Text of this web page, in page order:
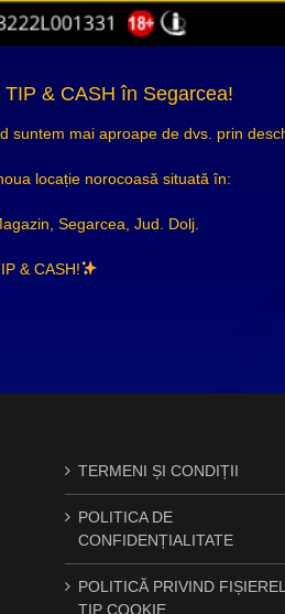
& CASH în Segarcea!
suntem mai aproape de dvs. prin
locație norocoasă situată în:
Segarcea, Jud. Dolj.
& CASH!
TERMENI ȘI CONDIȚII
POLITICA DE
CONFIDENȚIALITATE
POLITICĂ PRIVIND
TIP COOKIE